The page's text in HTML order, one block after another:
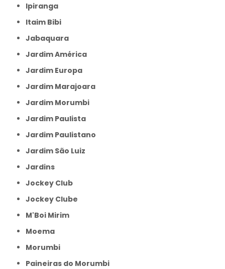
Ipiranga
Itaim Bibi
Jabaquara
Jardim América
Jardim Europa
Jardim Marajoara
Jardim Morumbi
Jardim Paulista
Jardim Paulistano
Jardim São Luiz
Jardins
Jockey Club
Jockey Clube
M'Boi Mirim
Moema
Morumbi
Paineiras do Morumbi